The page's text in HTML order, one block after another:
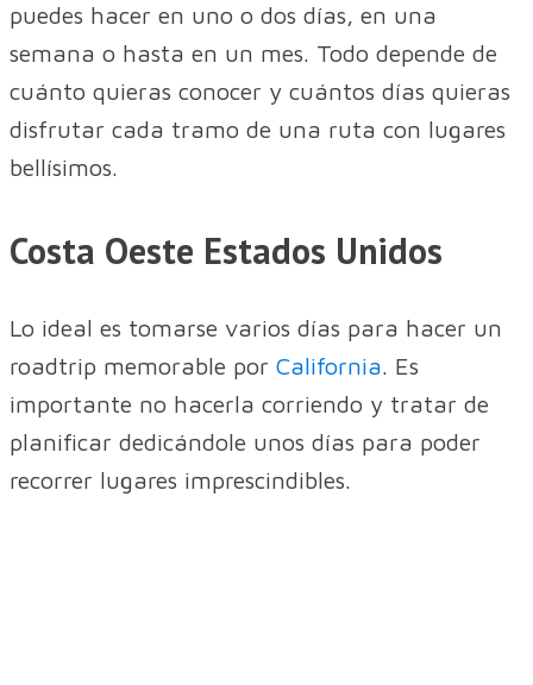
puedes hacer en uno o dos días, en una
semana o hasta en un mes. Todo depende de
cuánto quieras conocer y cuántos días quieras
disfrutar cada tramo de una ruta con lugares
bellísimos.
Costa Oeste Estados Unidos
Lo ideal es tomarse varios días para hacer un
roadtrip memorable por California. Es
importante no hacerla corriendo y tratar de
planificar dedicándole unos días para poder
recorrer lugares imprescindibles.